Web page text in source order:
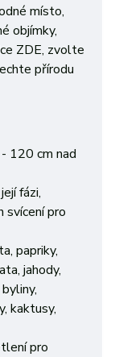
místo,
objímky,
ZDE, zvolte
přírodu
120 cm nad
fázi,
svícení pro
papriky,
jahody,
kaktusy,
pro